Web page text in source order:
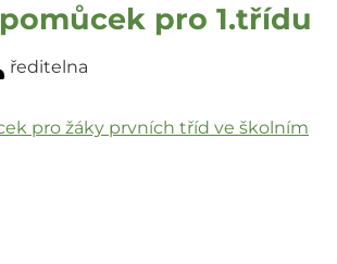
pro 1.třídu
ředitelna
pro žáky prvních tříd ve školním